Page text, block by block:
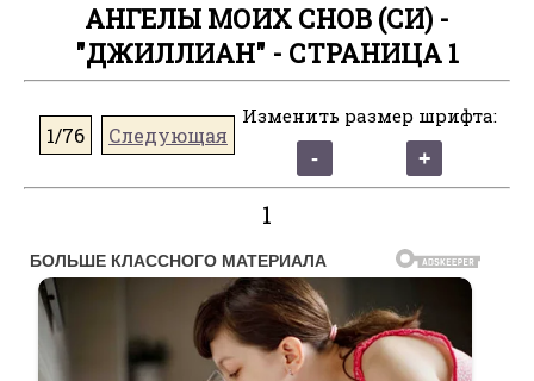
АНГЕЛЫ МОИХ СНОВ (СИ) -
"ДЖИЛЛИАН" - СТРАНИЦА 1
1/76 Следующая
Изменить размер шрифта:
1